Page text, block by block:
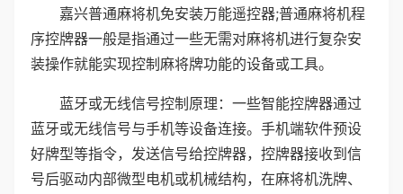
嘉兴普通麻将机免安装万能遥控器;普通麻将机程
序控牌器一般是指通过一些无需对麻将机进行复杂安
装操作就能实现控制麻将牌功能的设备或工具。
蓝牙或无线信号控制原理：一些智能控牌器通过
蓝牙或无线信号与手机等设备连接。手机端软件预设
好牌型等指令，发送信号给控牌器，控牌器接收到信
号后驱动内部微型电机或机械结构，在麻将机洗牌、